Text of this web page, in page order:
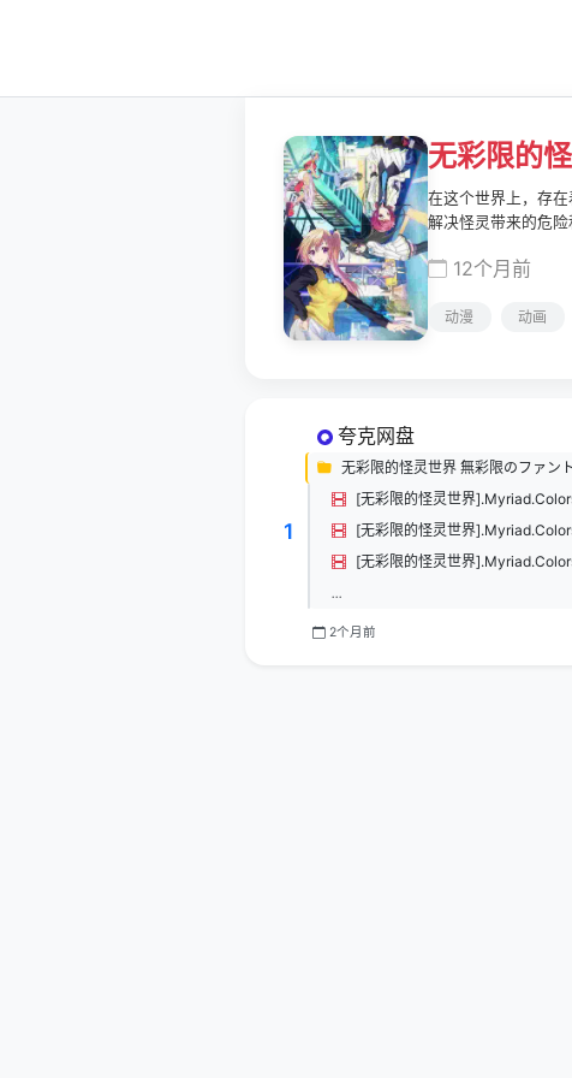
无彩限的
在这个世界上，存
解决怪灵带来的危
长补短居然格外的
12个月前
动漫 动画
1
夸克网盘
无彩限的怪灵世界 無彩限のファン
...
2个月前